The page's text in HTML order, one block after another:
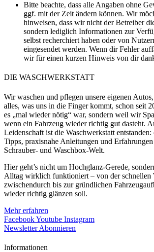
Bitte beachte, dass alle Angaben ohne
ggf. mit der Zeit ändern können. Wir
hinweisen, dass wir nicht der Betreiber
sondern lediglich Informationen zur
selbst recherchiert haben oder von
eingesendet werden. Wenn dir Fehler
wir für einen kurzen Hinweis von dir
DIE WASCHWERKSTATT
Wir waschen und pflegen unsere eigenen
alles, was uns in die Finger kommt, schon seit
es „mal wieder nötig“ war, sondern weil wir
wenn ein Fahrzeug wieder richtig gut dasteht.
Leidenschaft ist die Waschwerkstatt
Tipps, praxisnahe Anleitungen und Erfahrungen
Schrauber- und Waschbox-Welt.
Hier geht’s nicht um Hochglanz-Gerede,
Alltag wirklich funktioniert – von der schnellen
zwischendurch bis zur gründlichen
wieder richtig glänzen soll.
Mehr erfahren
FacebookYoutube Instagram
Newsletter Abonnieren
Informationen